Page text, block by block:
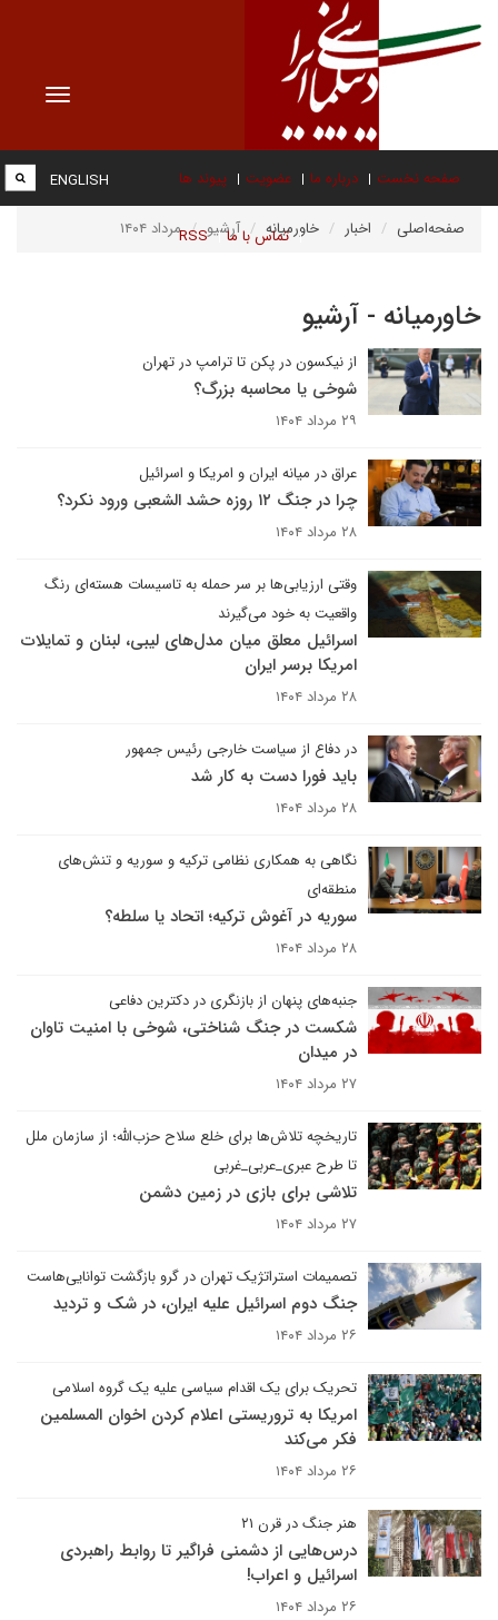
Toggle
صفحه نخست درباره ما عضویت پیوند ها
تماس با ما RSS
ENGLISH
صفحه‌اصلی اخبار خاورمیانه آرشیو مرداد ۱۴۰۴
خاورمیانه - آرشیو
از نیکسون در پکن تا ترامپ در تهران
شوخی یا محاسبه بزرگ؟
۲۹ مرداد ۱۴۰۴
عراق در میانه ایران و امریکا و اسرائیل
چرا در جنگ ۱۲ روزه حشد الشعبی ورود نکرد؟
۲۸ مرداد ۱۴۰۴
وقتی ارزیابی‌ها بر سر حمله به تاسیسات هسته‌ای رنگ
واقعیت به خود می‌گیرند
اسرائیل معلق میان مدل‌های لیبی، لبنان و تمایلات
امریکا برسر ایران
۲۸ مرداد ۱۴۰۴
در دفاع از سیاست خارجی رئیس جمهور
باید فورا دست به کار شد
۲۸ مرداد ۱۴۰۴
نگاهی به همکاری نظامی ترکیه و سوریه و تنش‌های
منطقه‌ای
سوریه در آغوش ترکیه؛ اتحاد یا سلطه؟
۲۸ مرداد ۱۴۰۴
جنبه‌های پنهان از بازنگری در دکترین دفاعی
شکست در جنگ شناختی، شوخی با امنیت تاوان
در میدان
۲۷ مرداد ۱۴۰۴
تاریخچه تلاش‌ها برای خلع سلاح حزب‌الله؛ از سازمان ملل
تا طرح عبری_عربی_غربی
تلاشی برای بازی در زمین دشمن
۲۷ مرداد ۱۴۰۴
تصمیمات استراتژیک تهران در گرو بازگشت توانایی‌هاست
جنگ دوم اسرائیل علیه ایران، در شک و تردید
۲۶ مرداد ۱۴۰۴
تحریک برای یک اقدام سیاسی علیه یک گروه اسلامی
امریکا به تروریستی اعلام کردن اخوان المسلمین
فکر می‌کند
۲۶ مرداد ۱۴۰۴
هنر جنگ در قرن ۲۱
درس‌هایی از دشمنی فراگیر تا روابط راهبردی
اسرائیل و اعراب!
۲۶ مرداد ۱۴۰۴